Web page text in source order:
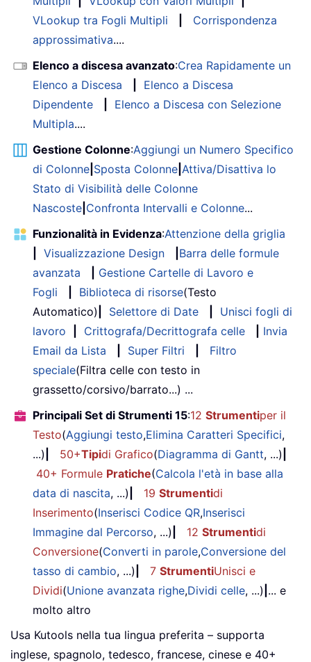
VLookup tra Fogli Multipli
Corrispondenza
approssimativa....
Elenco a discesa avanzato:Crea Rapidamente un
Elenco a Discesa
Elenco a Discesa
Dipendente
Elenco a Discesa con Selezione
Multipla....
Gestione Colonne:Aggiungi un Numero Specifico
di Colonne Sposta Colonne Attiva/Disattiva lo
Stato di Visibilità delle Colonne
Nascoste Confronta Intervalli e Colonne...
Funzionalità in Evidenza:Attenzione della griglia
Visualizzazione Design
Barra delle formule
avanzata
Gestione Cartelle di Lavoro e
Fogli
Biblioteca di risorse(Testo
Automatico)
Selettore di Date
Unisci fogli di
lavoro
Crittografa/Decrittografa celle
Invia
Email da Lista
Super Filtri
Filtro
speciale(Filtra celle con testo in
grassetto/corsivo/barrato...) ...
Principali Set di Strumenti 15:12 Strumentiper il
Testo(Aggiungi testo,Elimina Caratteri Specifici,
...)
50+Tipidi Grafico(Diagramma di Gantt, ...)
40+ Formule Pratiche(Calcola l'età in base alla
data di nascita, ...) 19 Strumentidi
Inserimento(Inserisci Codice QR,Inserisci
Immagine dal Percorso, ...) 12 Strumentidi
Conversione(Converti in parole,Conversione del
tasso di cambio, ...) 7 StrumentiUnisci e
Dividi(Unione avanzata righe,Dividi celle, ...) ... e
molto altro
Usa Kutools nella tua lingua preferita – supporta
inglese, spagnolo, tedesco, francese, cinese e 40+